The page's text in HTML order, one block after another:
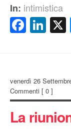
In: intimistica
venerdì 26
Commenti [ 0 ]
La